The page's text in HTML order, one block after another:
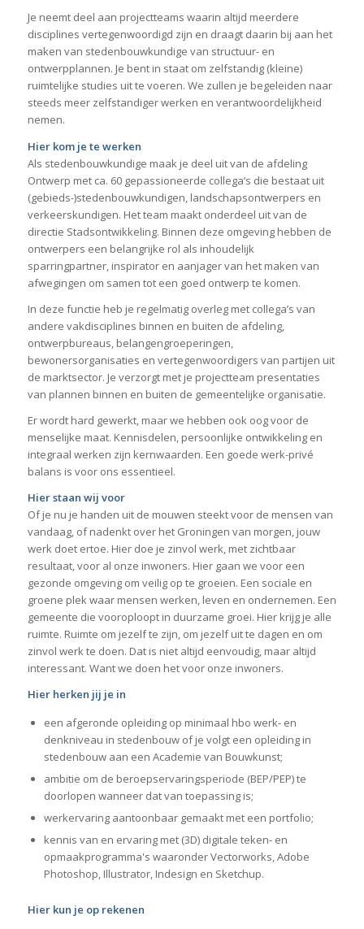
Je neemt deel aan projectteams waarin altijd meerdere
disciplines vertegenwoordigd zijn en draagt daarin bij aan het
maken van stedenbouwkundige van structuur- en
ontwerpplannen. Je bent in staat om zelfstandig (kleine)
ruimtelijke studies uit te voeren. We zullen je begeleiden naar
steeds meer zelfstandiger werken en verantwoordelijkheid
nemen.
Hier kom je te werken
Als stedenbouwkundige maak je deel uit van de afdeling
Ontwerp met ca. 60 gepassioneerde collega’s die bestaat uit
(gebieds-)stedenbouwkundigen, landschapsontwerpers en
verkeerskundigen. Het team maakt onderdeel uit van de
directie Stadsontwikkeling. Binnen deze omgeving hebben de
ontwerpers een belangrijke rol als inhoudelijk
sparringpartner, inspirator en aanjager van het maken van
afwegingen om samen tot een goed ontwerp te komen.
In deze functie heb je regelmatig overleg met collega’s van
andere vakdisciplines binnen en buiten de afdeling,
ontwerpbureaus, belangengroeperingen,
bewonersorganisaties en vertegenwoordigers van partijen uit
de marktsector. Je verzorgt met je projectteam presentaties
van plannen binnen en buiten de gemeentelijke organisatie.
Er wordt hard gewerkt, maar we hebben ook oog voor de
menselijke maat. Kennisdelen, persoonlijke ontwikkeling en
integraal werken zijn kernwaarden. Een goede werk-privé
balans is voor ons essentieel.
Hier staan wij voor
Of je nu je handen uit de mouwen steekt voor de mensen van
vandaag, of nadenkt over het Groningen van morgen, jouw
werk doet ertoe. Hier doe je zinvol werk, met zichtbaar
resultaat, voor al onze inwoners. Hier gaan we voor een
gezonde omgeving om veilig op te groeien. Een sociale en
groene plek waar mensen werken, leven en ondernemen. Een
gemeente die vooroploopt in duurzame groei. Hier krijg je alle
ruimte. Ruimte om jezelf te zijn, om jezelf uit te dagen en om
zinvol werk te doen. Dat is niet altijd eenvoudig, maar altijd
interessant. Want we doen het voor onze inwoners.
Hier herken jij je in
een afgeronde opleiding op minimaal hbo werk- en
denkniveau in stedenbouw of je volgt een opleiding in
stedenbouw aan een Academie van Bouwkunst;
ambitie om de beroepservaringsperiode (BEP/PEP) te
doorlopen wanneer dat van toepassing is;
werkervaring aantoonbaar gemaakt met een portfolio;
kennis van en ervaring met (3D) digitale teken- en
opmaakprogramma's waaronder Vectorworks, Adobe
Photoshop, Illustrator, Indesign en Sketchup.
Hier kun je op rekenen